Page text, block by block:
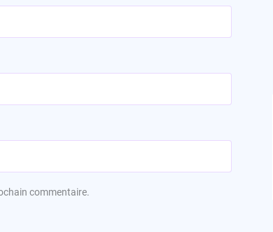
commentaire.